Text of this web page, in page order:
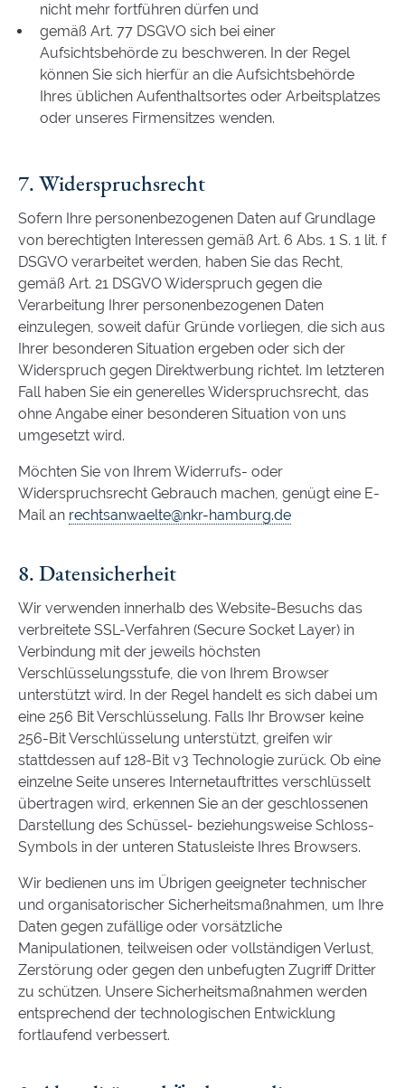
nicht mehr fortführen dürfen und
gemäß Art. 77 DSGVO sich bei einer
Aufsichtsbehörde zu beschweren. In der Regel
können Sie sich hierfür an die Aufsichtsbehörde
Ihres üblichen Aufenthaltsortes oder Arbeitsplatzes
oder unseres Firmensitzes wenden.
7. Widerspruchsrecht
Sofern Ihre personenbezogenen Daten auf Grundlage
von berechtigten Interessen gemäß Art. 6 Abs. 1 S. 1 lit. f
DSGVO verarbeitet werden, haben Sie das Recht,
gemäß Art. 21 DSGVO Widerspruch gegen die
Verarbeitung Ihrer personenbezogenen Daten
einzulegen, soweit dafür Gründe vorliegen, die sich aus
Ihrer besonderen Situation ergeben oder sich der
Widerspruch gegen Direktwerbung richtet. Im letzteren
Fall haben Sie ein generelles Widerspruchsrecht, das
ohne Angabe einer besonderen Situation von uns
umgesetzt wird.
Möchten Sie von Ihrem Widerrufs- oder
Widerspruchsrecht Gebrauch machen, genügt eine E-
Mail an rechtsanwaelte@nkr-hamburg.de
8. Datensicherheit
Wir verwenden innerhalb des Website-Besuchs das
verbreitete SSL-Verfahren (Secure Socket Layer) in
Verbindung mit der jeweils höchsten
Verschlüsselungsstufe, die von Ihrem Browser
unterstützt wird. In der Regel handelt es sich dabei um
eine 256 Bit Verschlüsselung. Falls Ihr Browser keine
256-Bit Verschlüsselung unterstützt, greifen wir
stattdessen auf 128-Bit v3 Technologie zurück. Ob eine
einzelne Seite unseres Internetauftrittes verschlüsselt
übertragen wird, erkennen Sie an der geschlossenen
Darstellung des Schüssel- beziehungsweise Schloss-
Symbols in der unteren Statusleiste Ihres Browsers.
Wir bedienen uns im Übrigen geeigneter technischer
und organisatorischer Sicherheitsmaßnahmen, um Ihre
Daten gegen zufällige oder vorsätzliche
Manipulationen, teilweisen oder vollständigen Verlust,
Zerstörung oder gegen den unbefugten Zugriff Dritter
zu schützen. Unsere Sicherheitsmaßnahmen werden
entsprechend der technologischen Entwicklung
fortlaufend verbessert.